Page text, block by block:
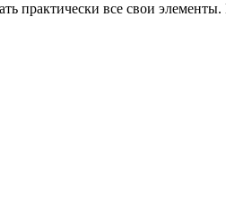
практически все свои